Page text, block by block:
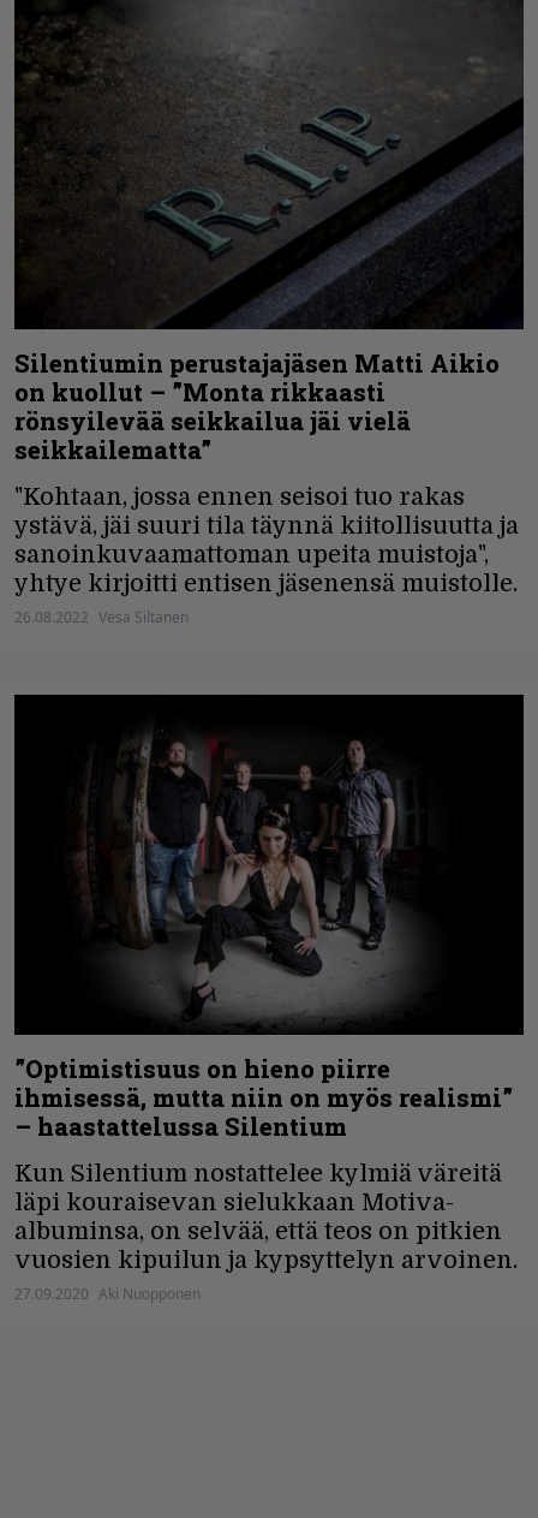
Silentiumin perustajajäsen Matti Aikio
on kuollut – ”Monta rikkaasti
rönsyilevää seikkailua jäi vielä
seikkailematta”
"Kohtaan, jossa ennen seisoi tuo rakas
ystävä, jäi suuri tila täynnä kiitollisuutta ja
sanoinkuvaamattoman upeita muistoja",
yhtye kirjoitti entisen jäsenensä muistolle.
26.08.2022 Vesa Siltanen
”Optimistisuus on hieno piirre
ihmisessä, mutta niin on myös realismi”
– haastattelussa Silentium
Kun Silentium nostattelee kylmiä väreitä
läpi kouraisevan sielukkaan Motiva-
albuminsa, on selvää, että teos on pitkien
vuosien kipuilun ja kypsyttelyn arvoinen.
27.09.2020 Aki Nuopponen